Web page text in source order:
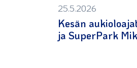
25.5.2026
Kesän
ja SuperPark